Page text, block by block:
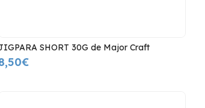
SHORT 30G de Major Craft